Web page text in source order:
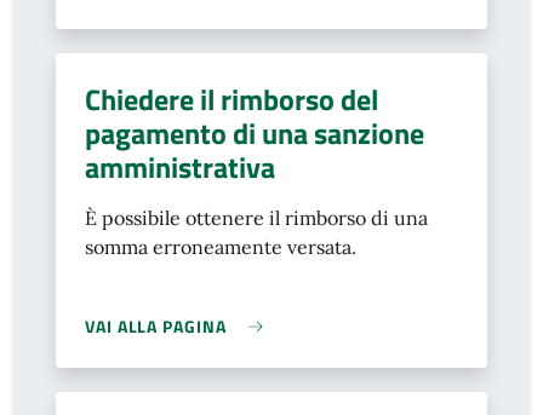
Chiedere il rimborso del
pagamento di una sanzione
amministrativa
È possibile ottenere il rimborso di una
somma erroneamente versata.
VAI ALLA PAGINA